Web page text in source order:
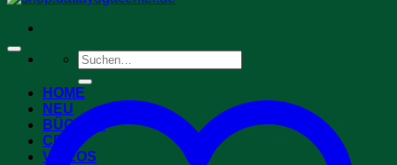
Suchen
nach:
HOME
NEU
BÜCHER
CDs
VIDEOS